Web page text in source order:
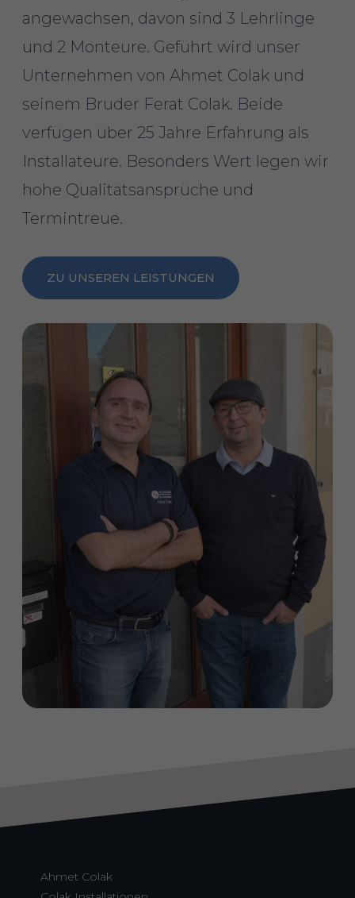
angewachsen, davon sind 3 Lehrlinge
und 2 Monteure. Geführt wird unser
Unternehmen von Ahmet Colak und
seinem Bruder Ferat Colak. Beide
verfügen über 25 Jahre Erfahrung als
Installateure. Besonders Wert legen wir
hohe Qualitätsansprüche und
Termintreue.
ZU UNSEREN LEISTUNGEN
Ahmet Colak